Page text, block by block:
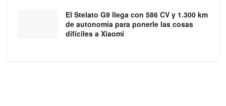
El Stelato G9 llega con 586 CV y 1.300 km
de autonomía para ponerle las cosas
difíciles a Xiaomi